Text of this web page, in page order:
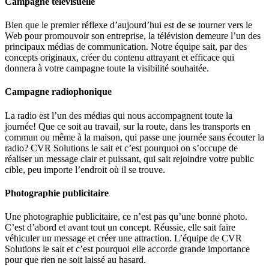
Bien que le premier réflexe d’aujourd’hui est de se tourner vers le
Web pour promouvoir son entreprise, la télévision demeure l’un des
principaux médias de communication. Notre équipe sait, par des
concepts originaux, créer du contenu attrayant et efficace qui
donnera à votre campagne toute la visibilité souhaitée.
Campagne radiophonique
La radio est l’un des médias qui nous accompagnent toute la
journée! Que ce soit au travail, sur la route, dans les transports en
commun ou même à la maison, qui passe une journée sans écouter la
radio? CVR Solutions le sait et c’est pourquoi on s’occupe de
réaliser un message clair et puissant, qui sait rejoindre votre public
cible, peu importe l’endroit où il se trouve.
Photographie publicitaire
Une photographie publicitaire, ce n’est pas qu’une bonne photo.
C’est d’abord et avant tout un concept. Réussie, elle sait faire
véhiculer un message et créer une attraction. L’équipe de CVR
Solutions le sait et c’est pourquoi elle accorde grande importance
pour que rien ne soit laissé au hasard.